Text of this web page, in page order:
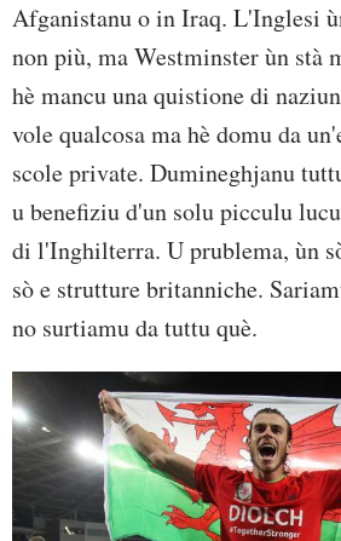
Afganistanu o in Iraq. L'Inglesi
non più, ma Westminster ùn stà
hè mancu una quistione di
vole qualcosa ma hè domu da
scole private. Dumineghjanu
u benefiziu d'un solu picculu
di l'Inghilterra. U prublema, ùn
sò e strutture britanniche.
no surtiamu da tuttu què.